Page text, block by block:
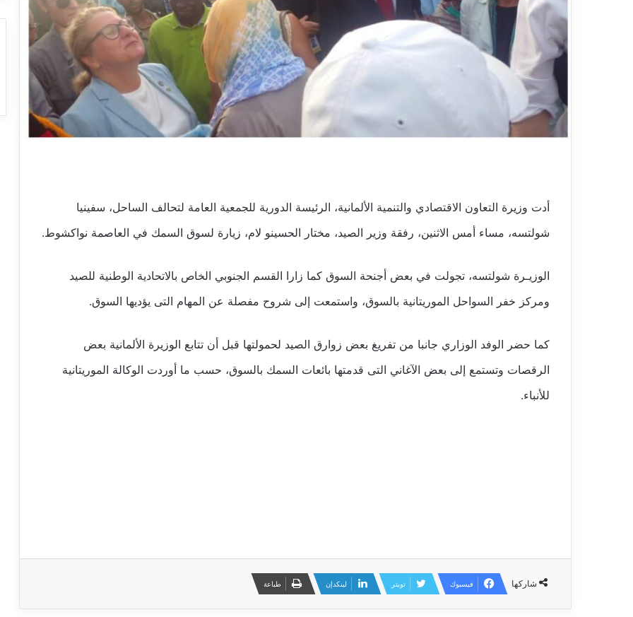
أدت وزيرة التعاون الاقتصادي والتنمية الألمانية، الرئيسة الدورية للجمعية العامة لتحالف الساحل، سفينيا
شولتسه، مساء أمس الاثنين، رفقة وزير الصيد، مختار الحسينو لام، زيارة لسوق السمك في العاصمة نواكشوط.
الوزيـرة شولتسه، تجولت في بعض أجنحة السوق كما زارا القسم الجنوبي الخاص بالاتحادية الوطنية للصيد
ومركز خفر السواحل الموريتانية بالسوق، واستمعت إلى شروح مفصلة عن المهام التى يؤديها السوق.
كما حضر الوفد الوزاري جانبا من تفريغ بعض زوارق الصيد لحمولتها قبل أن تتابع الوزيرة الألمانية بعض
الرقصات وتستمع إلى بعض الآغاني التى قدمتها بائعات السمك بالسوق، حسب ما أوردت الوكالة الموريتانية
للأنباء.
شاركها فيسبوك تويتر لينكدإن طباعة